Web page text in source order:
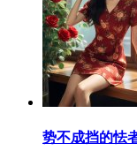
势不成挡的怯